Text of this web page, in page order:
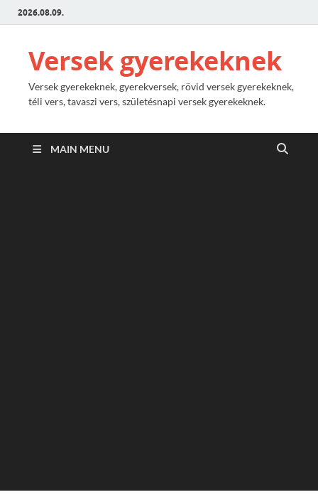
2026.08.09.
Versek gyerekeknek
Versek gyerekeknek, gyerekversek, rövid versek gyerekeknek,
téli vers, tavaszi vers, születésnapi versek gyerekeknek.
MAIN MENU